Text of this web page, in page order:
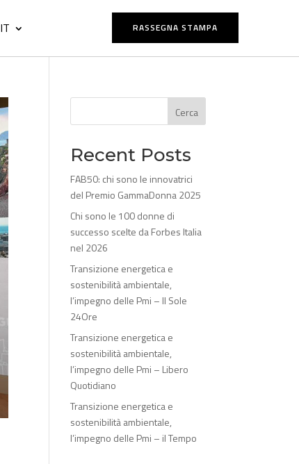
IT RASSEGNA STAMPA
Cerca
Recent Posts
FAB50: chi sono le innovatrici
del Premio GammaDonna 2025
Chi sono le 100 donne di
successo scelte da Forbes Italia
nel 2026
Transizione energetica e
sostenibilità ambientale,
l’impegno delle Pmi – Il Sole
24Ore
Transizione energetica e
sostenibilità ambientale,
l’impegno delle Pmi – Libero
Quotidiano
Transizione energetica e
sostenibilità ambientale,
l’impegno delle Pmi – il Tempo